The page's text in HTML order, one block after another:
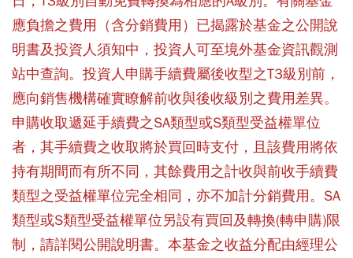
應負擔之費用（含分銷費用）已揭露於基金之公開說
明書及投資人須知中，投資人可至境外基金資訊觀測
站中查詢。投資人申購手續費屬後收型之T3級別前，
應向銷售機構確實瞭解前收與後收級別之費用差異。
申購收取遞延手續費之SA類型或S類型受益權單位
者，其手續費之收取將於買回時支付，且該費用將依
持有期間而有所不同，其餘費用之計收與前收手續費
類型之受益權單位完全相同，亦不加計分銷費用。SA
類型或S類型受益權單位另設有買回及轉換(轉申購)限
制，請詳閱公開說明書。本基金之收益分配由經理公